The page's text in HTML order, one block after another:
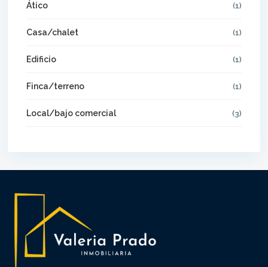
Ático (1)
Casa/chalet (1)
Edificio (1)
Finca/terreno (1)
Local/bajo comercial (3)